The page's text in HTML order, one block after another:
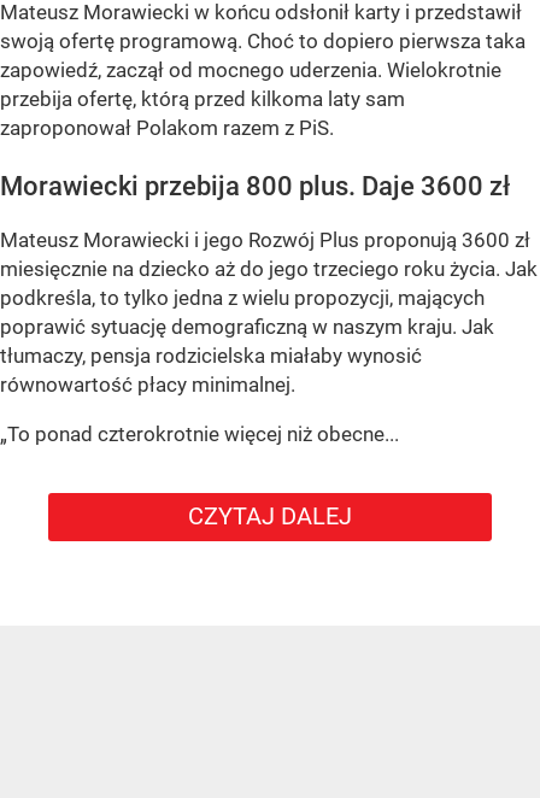
Mateusz Morawiecki w końcu odsłonił karty i przedstawił
swoją ofertę programową. Choć to dopiero pierwsza taka
zapowiedź, zaczął od mocnego uderzenia. Wielokrotnie
przebija ofertę, którą przed kilkoma laty sam
zaproponował Polakom razem z PiS.
Morawiecki przebija 800 plus. Daje 3600 zł
Mateusz Morawiecki i jego Rozwój Plus proponują 3600 zł
miesięcznie na dziecko aż do jego trzeciego roku życia. Jak
podkreśla, to tylko jedna z wielu propozycji, mających
poprawić sytuację demograficzną w naszym kraju. Jak
tłumaczy, pensja rodzicielska miałaby wynosić
równowartość płacy minimalnej.
„To ponad czterokrotnie więcej niż obecne...
CZYTAJ DALEJ